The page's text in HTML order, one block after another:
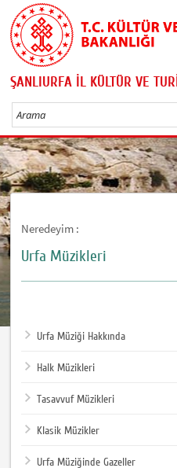
ŞANLIURFA İL KÜLTÜR VE
Neredeyim :
Urfa Müzikleri
Urfa Müziği Hakkında
Halk Müzikleri
Tasavvuf Müzikleri
Klasik Müzikler
Urfa Müziğinde Gazeller